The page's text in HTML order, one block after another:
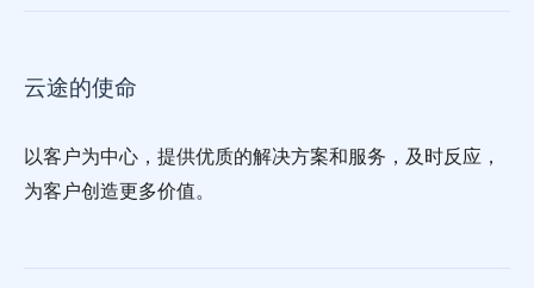
云途的使命
以客户为中心，提供优质的解决方案和服务，及时反应，
为客户创造更多价值。